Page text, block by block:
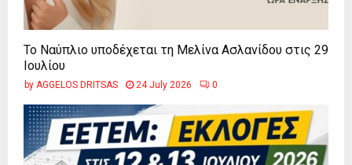
Το Ναύπλιο υποδέχεται τη Μελίνα Ασλανίδου στις 29
Ιουλίου
by AGGELOS DRITSAS 24 July 2026 0